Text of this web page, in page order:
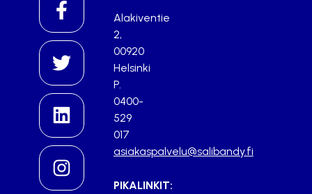
Alakiventie
2,
00920
Helsinki
P.
0400-
529
017
asiakaspalvelu@salibandy.fi
PIKALINKIT: